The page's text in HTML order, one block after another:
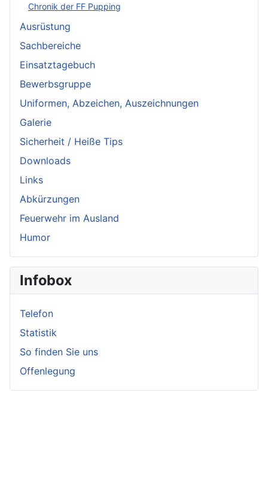
Chronik der FF Pupping
Ausrüstung
Sachbereiche
Einsatztagebuch
Bewerbsgruppe
Uniformen, Abzeichen, Auszeichnungen
Galerie
Sicherheit / Heiße Tips
Downloads
Links
Abkürzungen
Feuerwehr im Ausland
Humor
Infobox
Telefon
Statistik
So finden Sie uns
Offenlegung